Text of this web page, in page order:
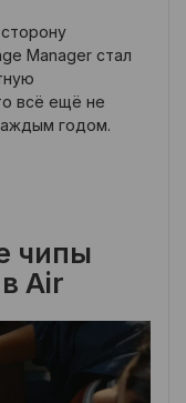
Manager стал
всё ещё не
годом.
чипы
Air